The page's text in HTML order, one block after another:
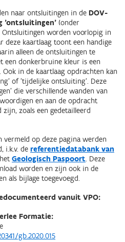
naar ontsluitingen in de DOV-
'ontsluitingen' (onder
worden voorlopig in
deze kaartlaag toont een handige
alleen de ontsluitingen te
een donkerbruine kleur is een
in de kaartlaag opdrachten kan
of 'tijdelijke ontsluiting'. Deze
die verschillende wanden van
en aan de opdracht
zoals een gedetailleerd
vermeld op deze pagina werden
i.k.v. de referentiedatabank van
Geologisch Paspoort. Deze
worden en zijn ook in de
als bijlage toegevoegd.
vanuit VPO:
Formatie:
gb.2020.015